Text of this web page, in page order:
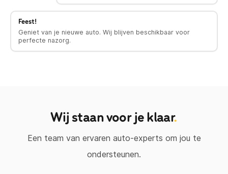
Feest!
Geniet van je nieuwe auto. Wij blijven beschikbaar voor
perfecte nazorg.
Wij staan voor je klaar.
Een team van ervaren auto-experts om jou te
ondersteunen.